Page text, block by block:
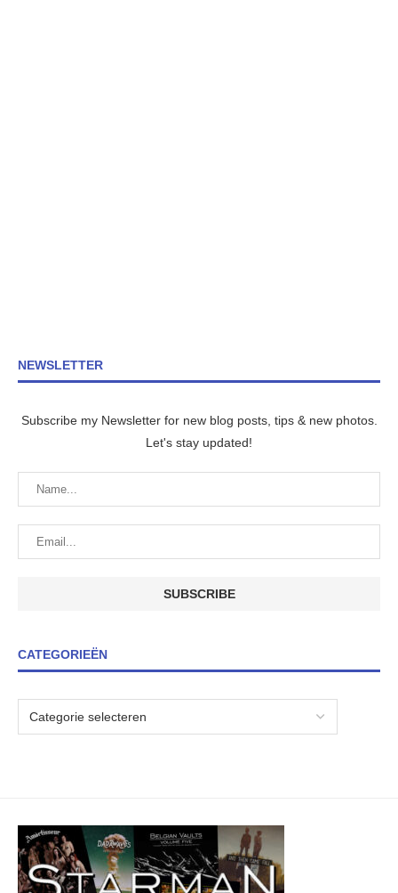
NEWSLETTER
Subscribe my Newsletter for new blog posts, tips & new photos.
Let's stay updated!
CATEGORIEËN